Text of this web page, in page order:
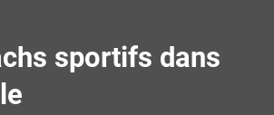
sportifs dans